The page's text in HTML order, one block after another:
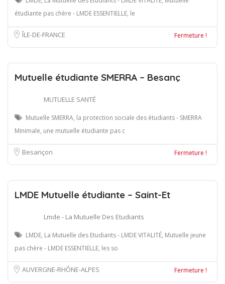
étudiante pas chère - LMDE ESSENTIELLE, le
ÎLE-DE-FRANCE Fermeture !
Mutuelle étudiante SMERRA – Besanç
MUTUELLE SANTÉ
Mutuelle SMERRA, la protection sociale des étudiants - SMERRA
Minimale, une mutuelle étudiante pas c
Besançon Fermeture !
LMDE Mutuelle étudiante – Saint-Et
Lmde - La Mutuelle Des Etudiants
LMDE, La Mutuelle des Etudiants - LMDE VITALITÉ, Mutuelle jeune
pas chère - LMDE ESSENTIELLE, les so
AUVERGNE-RHÔNE-ALPES Fermeture !